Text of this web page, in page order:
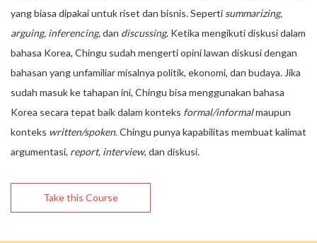
yang biasa dipakai untuk riset dan bisnis. Seperti summarizing,
arguing, inferencing,dan discussing. Ketika mengikuti diskusi dalam
bahasa Korea, Chingu sudah mengerti opini lawan diskusi dengan
bahasan yang unfamiliar misalnya politik, ekonomi, dan budaya. Jika
sudah masuk ke tahapan ini, Chingu bisa menggunakan bahasa
Korea secara tepat baik dalam konteks formal/informalmaupun
konteks written/spoken. Chingu punya kapabilitas membuat kalimat
argumentasi, report, interview, dan diskusi.
Take this Course